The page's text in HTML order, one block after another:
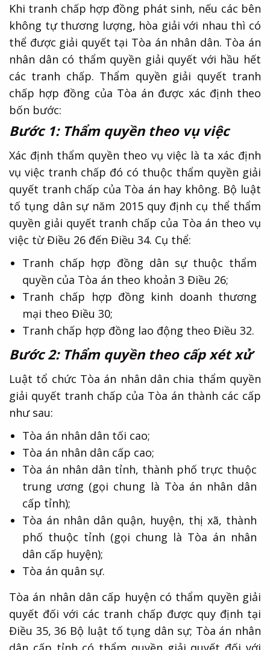
Khi tranh chấp hợp đồng phát sinh, nếu các bên
không tự thương lượng, hòa giải với nhau thì có
thể được giải quyết tại Tòa án nhân dân. Tòa án
nhân dân có thẩm quyền giải quyết với hầu hết
các tranh chấp. Thẩm quyền giải quyết tranh
chấp hợp đồng của Tòa án được xác định theo
bốn bước:
Bước 1: Thẩm quyền theo vụ việc
Xác định thẩm quyền theo vụ việc là ta xác định
vụ việc tranh chấp đó có thuộc thẩm quyền giải
quyết tranh chấp của Tòa án hay không. Bộ luật
tố tụng dân sự năm 2015 quy định cụ thể thẩm
quyền giải quyết tranh chấp của Tòa án theo vụ
việc từ Điều 26 đến Điều 34. Cụ thể:
Tranh chấp hợp đồng dân sự thuộc thẩm
quyền của Tòa án theo khoản 3 Điều 26;
Tranh chấp hợp đồng kinh doanh thương
mại theo Điều 30;
Tranh chấp hợp đồng lao động theo Điều 32.
Bước 2: Thẩm quyền theo cấp xét xử
Luật tổ chức Tòa án nhân dân chia thẩm quyền
giải quyết tranh chấp của Tòa án thành các cấp
như sau:
Tòa án nhân dân tối cao;
Tòa án nhân dân cấp cao;
Tòa án nhân dân tỉnh, thành phố trực thuộc
trung ương (gọi chung là Tòa án nhân dân
cấp tỉnh);
Tòa án nhân dân quận, huyện, thị xã, thành
phố thuộc tỉnh (gọi chung là Tòa án nhân
dân cấp huyện);
Tòa án quân sự.
Tòa án nhân dân cấp huyện có thẩm quyền giải
quyết đối với các tranh chấp được quy định tại
Điều 35, 36 Bộ luật tố tụng dân sự; Tòa án nhân